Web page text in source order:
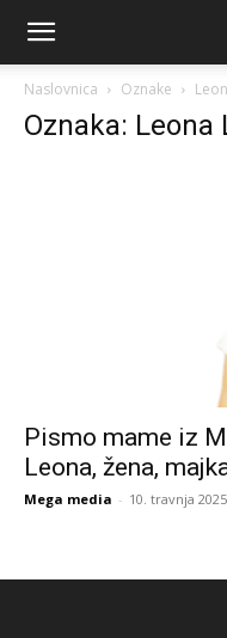
Naslovnica Oznake
Oznaka: Leona
Pismo mame iz
Leona, žena,
Mega media - 10. travnja